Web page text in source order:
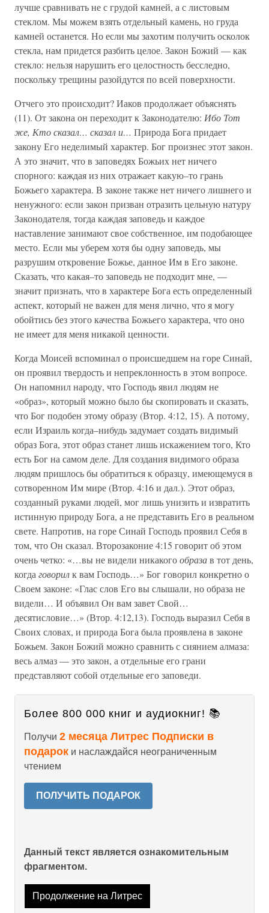
лучше сравнивать не с грудой камней, а с листовым
стеклом. Мы можем взять отдельный камень, но груда
камней останется. Но если мы захотим получить осколок
стекла, нам придется разбить целое. Закон Божий — как
стекло: нельзя нарушить его целостность бесследно,
поскольку трещины разойдутся по всей поверхности.
Отчего это происходит? Иаков продолжает объяснять
(11). От закона он переходит к Законодателю: Ибо Тот
же, Кто сказал… сказал и… Природа Бога придает
закону Его неделимый характер. Бог произнес этот закон.
А это значит, что в заповедях Божьих нет ничего
спорного: каждая из них отражает какую–то грань
Божьего характера. В законе также нет ничего лишнего и
ненужного: если закон призван отразить цельную натуру
Законодателя, тогда каждая заповедь и каждое
наставление занимают свое собственное, им подобающее
место. Если мы уберем хотя бы одну заповедь, мы
разрушим откровение Божье, данное Им в Его законе.
Сказать, что какая–то заповедь не подходит мне, —
значит признать, что в характере Бога есть определенный
аспект, который не важен для меня лично, что я могу
обойтись без этого качества Божьего характера, что оно
не имеет для меня никакой ценности.
Когда Моисей вспоминал о происшедшем на горе Синай,
он проявил твердость и непреклонность в этом вопросе.
Он напомнил народу, что Господь явил людям не
«образ», который можно было бы скопировать и сказать,
что Бог подобен этому образу (Втор. 4:12, 15). А потому,
если Израиль когда–нибудь задумает создать видимый
образ Бога, этот образ станет лишь искажением того, Кто
есть Бог на самом деле. Для создания видимого образа
людям пришлось бы обратиться к образцу, имеющемуся в
сотворенном Им мире (Втор. 4:16 и дал.). Этот образ,
созданный руками людей, мог лишь унизить и извратить
истинную природу Бога, а не представить Его в реальном
свете. Напротив, на горе Синай Господь проявил Себя в
том, что Он сказал. Второзаконие 4:15 говорит об этом
очень четко: «…вы не видели никакогообразав тот день,
когда говорилк вам Господь…» Бог говорил конкретно о
Своем законе: «Глас слов Его вы слышали, но образа не
видели… И объявил Он вам завет Свой…
десятисловие…» (Втор. 4:12,13). Господь выразил Себя в
Своих словах, и природа Бога была проявлена в законе
Божьем. Закон Божий можно сравнить с сиянием алмаза:
весь алмаз — это закон, а отдельные его грани
представляют собой отдельные его заповеди.
Более 800 000 книг и аудиокниг! 📚
Получи 2 месяца Литрес Подписки в
подарок и наслаждайся неограниченным
чтением
ПОЛУЧИТЬ ПОДАРОК
Данный текст является ознакомительным
фрагментом.
Продолжение на Литрес